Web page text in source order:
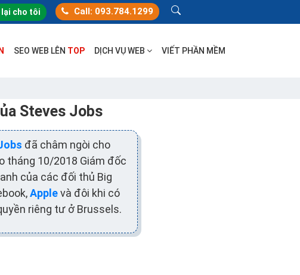
lại cho tôi Call: 093.784.1299
SEO WEB LÊN TOP DỊCH VỤ WEB VIẾT PHẦN MỀM
Steves Jobs
đã châm ngòi cho
tháng 10/2018 Giám đốc
của các đối thủ Big
Applevà đôi khi có
riêng tư ở Brussels.